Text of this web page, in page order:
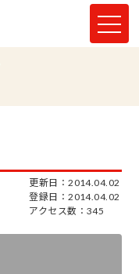
更新日：2014.04.02
登録日：2014.04.02
アクセス数：345